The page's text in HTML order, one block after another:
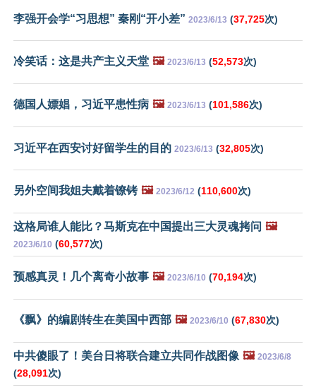
李强开会学“习思想” 秦刚“开小差” 2023/6/13 (37,725次)
冷笑话：这是共产主义天堂 🖼️ 2023/6/13 (52,573次)
德国人嫖娼，习近平患性病 🖼️ 2023/6/13 (101,586次)
习近平在西安讨好留学生的目的 2023/6/13 (32,805次)
另外空间我姐夫戴着镣铐 🖼️ 2023/6/12 (110,600次)
这格局谁人能比？马斯克在中国提出三大灵魂拷问 🖼️
2023/6/10 (60,577次)
预感真灵！几个离奇小故事 🖼️ 2023/6/10 (70,194次)
《飘》的编剧转生在美国中西部 🖼️ 2023/6/10 (67,830次)
中共傻眼了！美台日将联合建立共同作战图像 🖼️ 2023/6/8
(28,091次)